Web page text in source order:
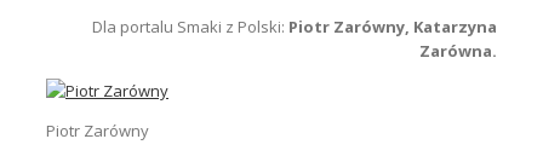
Dla portalu Smaki z Polski: Piotr Zarówny, Katarzyna
Zarówna.
Piotr Zarówny